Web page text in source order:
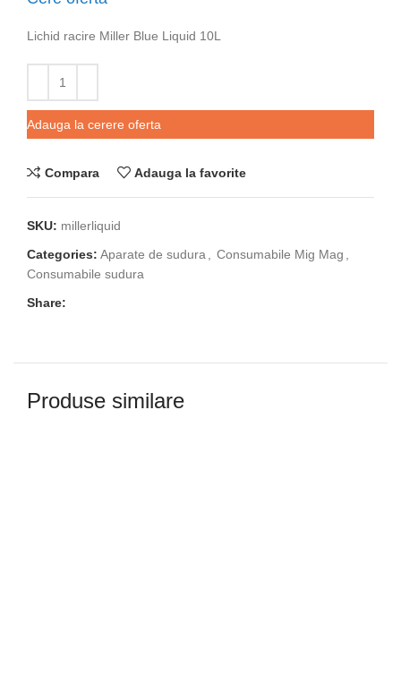
Lichid racire Miller Blue Liquid 10L
Adauga la cerere oferta
Compara Adauga la favorite
SKU: millerliquid
Categories: Aparate de sudura Consumabile Mig Mag
Consumabile sudura
Share:
Produse similare